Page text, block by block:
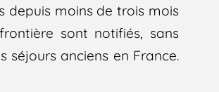
depuis moins de trois mois
sont notifiés, sans
séjours anciens en France.